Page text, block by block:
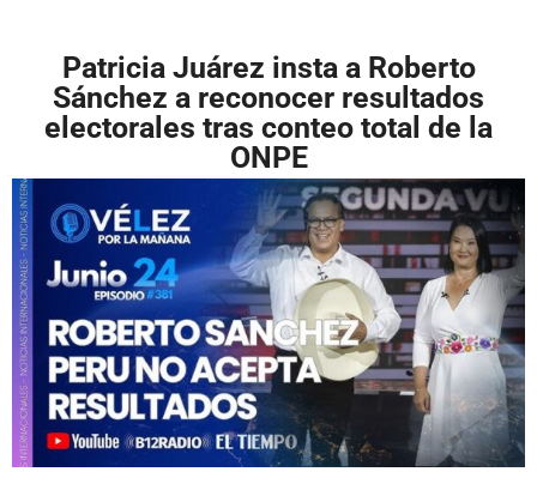
Patricia Juárez insta a Roberto
Sánchez a reconocer resultados
electorales tras conteo total de la
ONPE